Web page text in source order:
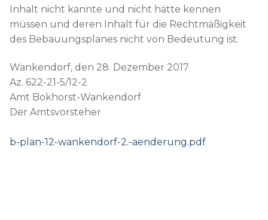
Inhalt nicht kannte und nicht hätte kennen
müssen und deren Inhalt für die Rechtmäßigkeit
des Bebauungsplanes nicht von Bedeutung ist.
Wankendorf, den 28. Dezember 2017
Az. 622-21-5/12-2
Amt Bokhorst-Wankendorf
Der Amtsvorsteher
b-plan-12-wankendorf-2.-aenderung.pdf